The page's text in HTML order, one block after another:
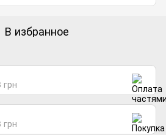
В избранное